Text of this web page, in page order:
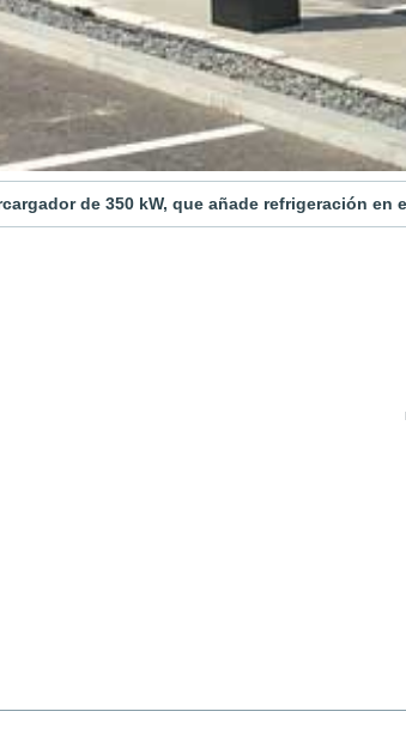
de 350 kW, que añade refrigeración en